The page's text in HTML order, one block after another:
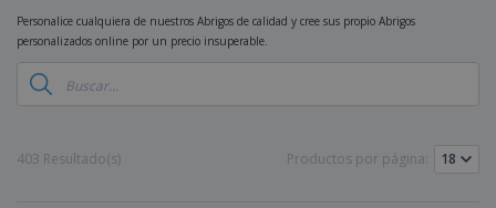
Personalice cualquiera de nuestros Abrigos de calidad y cree sus propio Abrigos
personalizados online por un precio insuperable.
403 Resultado(s) Productos por página: